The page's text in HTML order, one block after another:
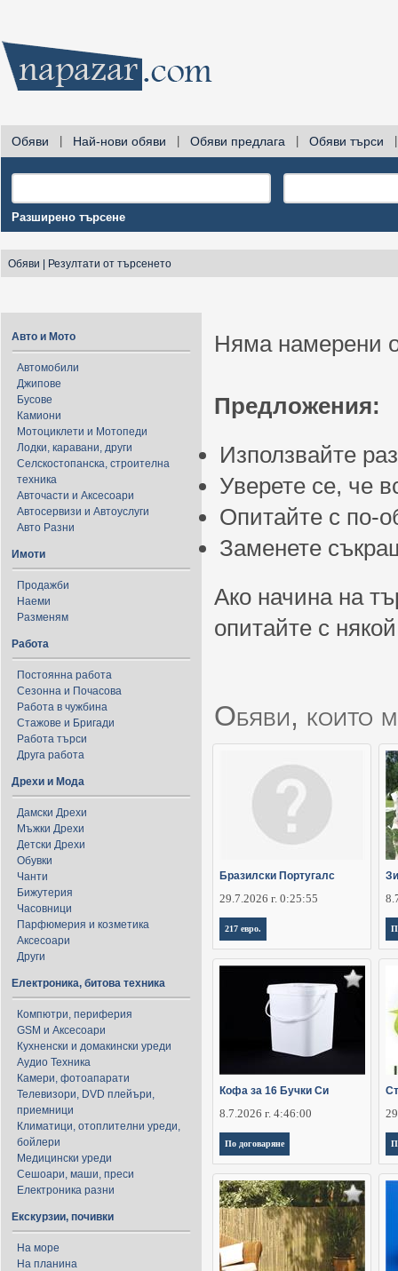
Обяви Най-нови обяви Обяви предлага Обяви търси
Разширено търсене
Обяви Резултати от търсенето
Авто и Мото
Автомобили
Джипове
Бусове
Камиони
Мотоциклети и Мотопеди
Лодки, каравани, други
Селскостопанска, строителна
техника
Авточасти и Аксесоари
Автосервизи и Автоуслуги
Авто Разни
Имоти
Продажби
Наеми
Разменям
Работа
Постоянна работа
Сезонна и Почасова
Работа в чужбина
Стажове и Бригади
Работа търси
Друга работа
Дрехи и Мода
Дамски Дрехи
Мъжки Дрехи
Детски Дрехи
Обувки
Чанти
Бижутерия
Часовници
Парфюмерия и козметика
Аксесоари
Други
Електроника, битова техника
Компютри, периферия
GSM и Аксесоари
Кухненски и домакински уреди
Аудио Техника
Камери, фотоапарати
Телевизори, DVD плейъри,
приемници
Климатици, отоплителни уреди,
бойлери
Медицински уреди
Сешоари, маши, преси
Електроника разни
Екскурзии, почивки
На море
На планина
Няма намерени
Предложения:
Използвайте
Уверете се, че
Опитайте с по-
Заменете
Ако начина на
опитайте с
Обяви, които
Бразилски Португалс
29.7.2026 г. 0:25:55
217 евро.
Кофа за 16 Бучки Си
8.7.2026 г. 4:46:00
По договаряне